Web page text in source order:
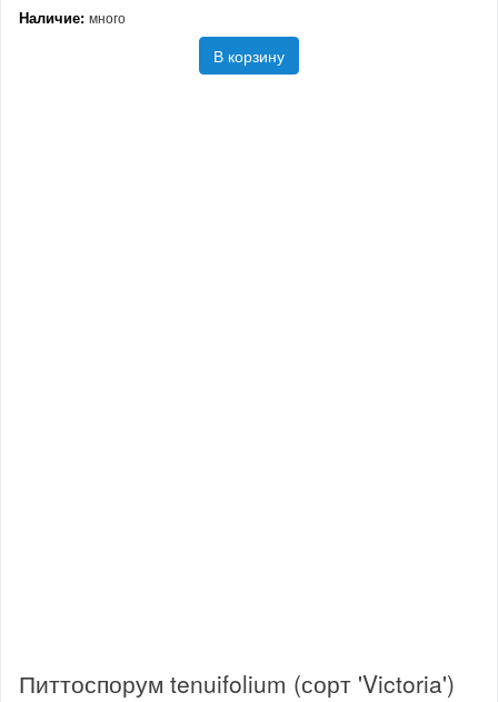
Наличие: много
В корзину
Питтоспорум tenuifolium (сорт 'Victoria')